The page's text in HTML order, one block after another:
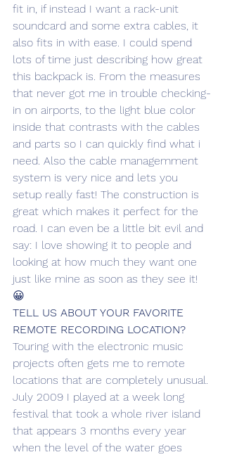
fit in, if instead I want a rack-unit
soundcard and some extra cables, it
also fits in with ease. I could spend
lots of time just describing how great
this backpack is. From the measures
that never got me in trouble checking-
in on airports, to the light blue color
inside that contrasts with the cables
and parts so I can quickly find what i
need. Also the cable managemment
system is very nice and lets you
setup really fast! The construction is
great which makes it perfect for the
road. I can even be a little bit evil and
say: I love showing it to people and
looking at how much they want one
just like mine as soon as they see it!
😀
TELL US ABOUT YOUR FAVORITE
REMOTE RECORDING LOCATION?
Touring with the electronic music
projects often gets me to remote
locations that are completely unusual.
July 2009 I played at a week long
festival that took a whole river island
that appears 3 months every year
when the level of the water goes